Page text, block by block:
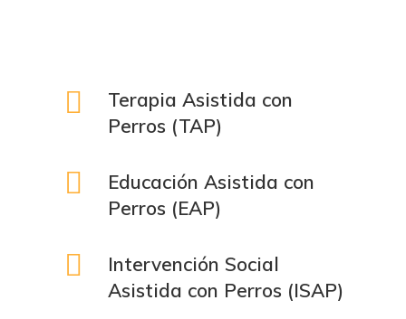
Terapia Asistida con
Perros (TAP)
Educación Asistida con
Perros (EAP)
Intervención Social
Asistida con Perros (ISAP)